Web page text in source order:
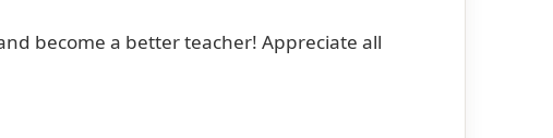
become a better teacher! Appreciate all